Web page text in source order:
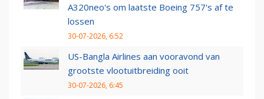
A320neo's om laatste Boeing 757's af te
lossen
30-07-2026, 6:52
US-Bangla Airlines aan vooravond van
grootste vlootuitbreiding ooit
30-07-2026, 6:45